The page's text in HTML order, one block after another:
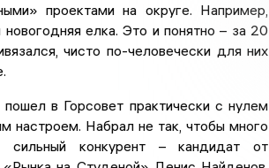
проектами на округе. Например,
елка. Это и понятно – за 20
чисто по-человечески для них
в Горсовет практически с нулем
настроем. Набрал не так, чтобы много
конкурент – кандидат от